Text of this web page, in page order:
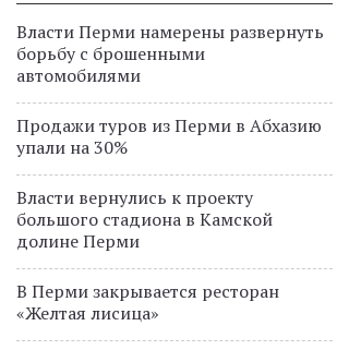
Власти Перми намерены развернуть
борьбу с брошенными
автомобилями
Продажи туров из Перми в Абхазию
упали на 30%
Власти вернулись к проекту
большого стадиона в Камской
долине Перми
В Перми закрывается ресторан
«Желтая лисица»